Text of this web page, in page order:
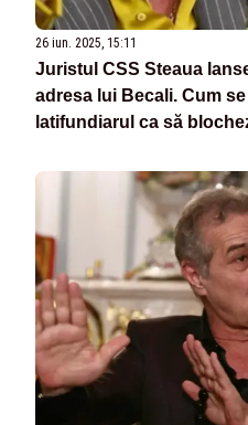
26 iun. 2025, 15:11
Juristul CSS Steaua
adresa lui Becali. Cum
latifundiarul ca să